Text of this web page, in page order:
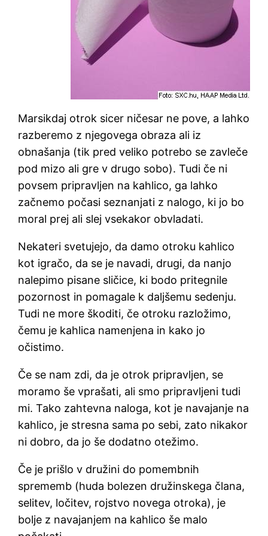
Marsikdaj otrok sicer ničesar ne pove, a lahko
razberemo z njegovega obraza ali iz
obnašanja (tik pred veliko potrebo se zavleče
pod mizo ali gre v drugo sobo). Tudi če ni
povsem pripravljen na kahlico, ga lahko
začnemo počasi seznanjati z nalogo, ki jo bo
moral prej ali slej vsekakor obvladati.
Nekateri svetujejo, da damo otroku kahlico
kot igračo, da se je navadi, drugi, da nanjo
nalepimo pisane sličice, ki bodo pritegnile
pozornost in pomagale k daljšemu sedenju.
Tudi ne more škoditi, če otroku razložimo,
čemu je kahlica namenjena in kako jo
očistimo.
Če se nam zdi, da je otrok pripravljen, se
moramo še vprašati, ali smo pripravljeni tudi
mi. Tako zahtevna naloga, kot je navajanje na
kahlico, je stresna sama po sebi, zato nikakor
ni dobro, da jo še dodatno otežimo.
Če je prišlo v družini do pomembnih
sprememb (huda bolezen družinskega člana,
selitev, ločitev, rojstvo novega otroka), je
bolje z navajanjem na kahlico še malo